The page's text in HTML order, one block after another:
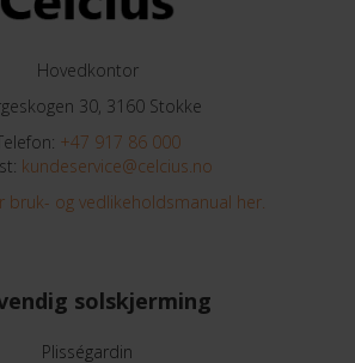
Hovedkontor
30, 3160 Stokke
+47 917 86 000
kundeservice@celcius.no
bruk- og vedlikeholdsmanual her.
solskjerming
Plisségardin